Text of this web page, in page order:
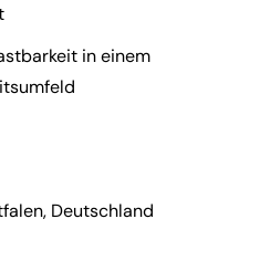
in einem
, Deutschland